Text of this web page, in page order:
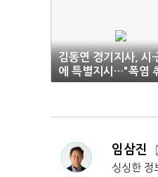
김동연 경기지사, 시·
에 특별지시…"폭염
약계층 안전대책 강
임삼진
싱싱한 정